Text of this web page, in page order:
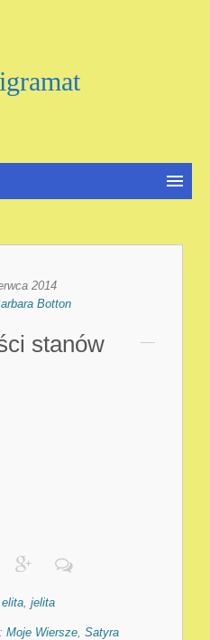
2014
Botton
stanów
elita, jelita
Moje Wiersze, Satyra